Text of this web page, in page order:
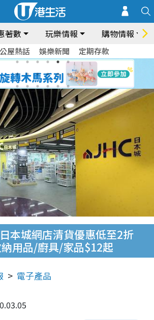
著數 玩樂情報 購物情報
公屋熱話 娛樂新聞 定期存款
日本城網店清貨優惠低至2折
用品/廚具/家品$12起
電子產品